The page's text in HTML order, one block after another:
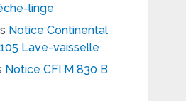
linge
Notice Continental
Lave-vaisselle
Notice CFI M 830 B